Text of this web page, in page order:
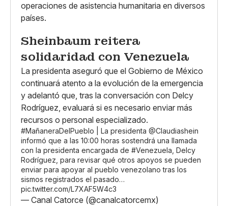
operaciones de asistencia humanitaria en diversos
países.
Sheinbaum reitera
solidaridad con Venezuela
La presidenta aseguró que el Gobierno de México
continuará atento a la evolución de la emergencia
y adelantó que, tras la conversación con Delcy
Rodríguez, evaluará si es necesario enviar más
recursos o personal especializado.
#MañaneraDelPueblo | La presidenta @Claudiashein
informó que a las 10:00 horas sostendrá una llamada
con la presidenta encargada de #Venezuela , Delcy
Rodríguez, para revisar qué otros apoyos se pueden
enviar para apoyar al pueblo venezolano tras los
sismos registrados el pasado…
pic.twitter.com/L7XAF5W4c3
— Canal Catorce (@canalcatorcemx)